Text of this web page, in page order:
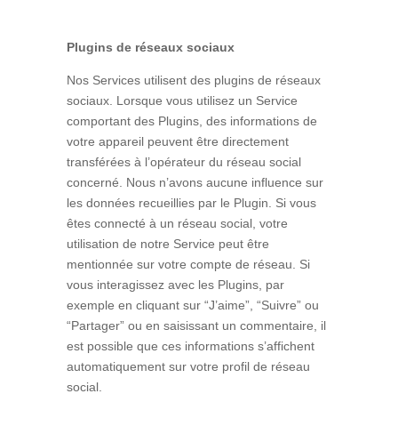
Plugins de réseaux sociaux
Nos Services utilisent des plugins de réseaux
sociaux. Lorsque vous utilisez un Service
comportant des Plugins, des informations de
votre appareil peuvent être directement
transférées à l’opérateur du réseau social
concerné. Nous n’avons aucune influence sur
les données recueillies par le Plugin. Si vous
êtes connecté à un réseau social, votre
utilisation de notre Service peut être
mentionnée sur votre compte de réseau. Si
vous interagissez avec les Plugins, par
exemple en cliquant sur “J’aime”, “Suivre” ou
“Partager” ou en saisissant un commentaire, il
est possible que ces informations s’affichent
automatiquement sur votre profil de réseau
social.